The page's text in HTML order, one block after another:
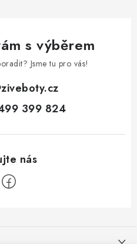
s výběrem
Jsme tu pro vás!
ziveboty.cz
399 824